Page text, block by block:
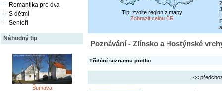
Romantika pro dva
S dětmi
Senioři
Náhodný tip
Šumava
Tip: zvolte region z mapy
Zobrazit celou ČR
Poznávání - Zlínsko a Hostýnské
Třídění seznamu podle:
<<